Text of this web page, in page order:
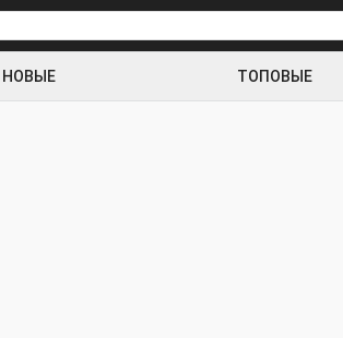
НОВЫЕ ТОПОВЫЕ